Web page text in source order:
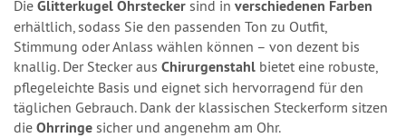
Die Glitterkugel Ohrstecker sind in verschiedenen Farben
erhältlich, sodass Sie den passenden Ton zu Outfit,
Stimmung oder Anlass wählen können – von dezent bis
knallig. Der Stecker aus Chirurgenstahl bietet eine robuste,
pflegeleichte Basis und eignet sich hervorragend für den
täglichen Gebrauch. Dank der klassischen Steckerform sitzen
die Ohrringe sicher und angenehm am Ohr.